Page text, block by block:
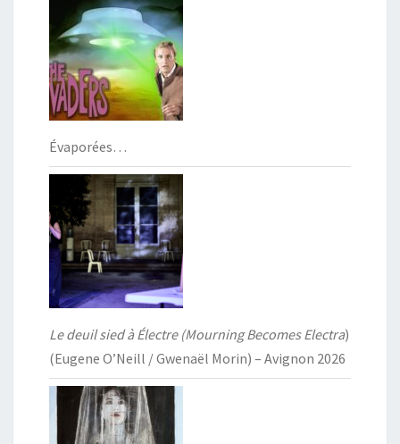
Évaporées…
Le deuil sied à Électre (Mourning Becomes Electra)
(Eugene O’Neill / Gwenaël Morin) – Avignon 2026